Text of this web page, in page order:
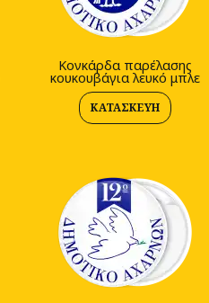
Κονκάρδα παρέλασης
κουκουβάγια λευκό μπλε
ΚΑΤΑΣΚΕΥΉ